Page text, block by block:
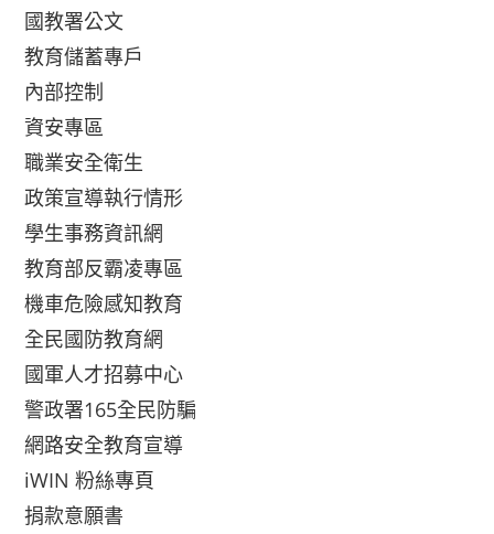
國教署公文
教育儲蓄專戶
內部控制
資安專區
職業安全衛生
政策宣導執行情形
學生事務資訊網
教育部反霸凌專區
機車危險感知教育
全民國防教育網
國軍人才招募中心
警政署165全民防騙
網路安全教育宣導
iWIN 粉絲專頁
捐款意願書